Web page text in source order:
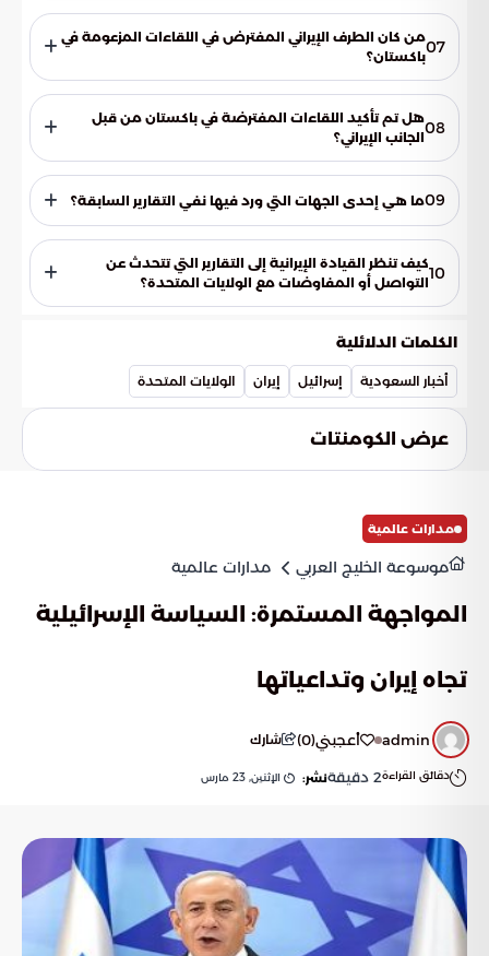
ورد ذكر ستيف ويتكوف وجاريد كوشنر كمبعوثين للرئيس الأمريكي
آنذاك دونالد ترامب.
07من كان الطرف الإيراني المفترض في اللقاءات المزعومة في
باكستان؟
كان الطرف الإيراني المفترض هو رئيس البرلمان الإيراني، محمد باقر
قاليباف.
08هل تم تأكيد اللقاءات المفترضة في باكستان من قبل
الجانب الإيراني؟
تم نفي هذه التقارير من قبل الجانب الإيراني بشدة.
09ما هي إحدى الجهات التي ورد فيها نفي التقارير السابقة؟
ورد نفي التقارير السابقة في موسوعة الخليج العربي.
10كيف تنظر القيادة الإيرانية إلى التقارير التي تتحدث عن
التواصل أو المفاوضات مع الولايات المتحدة؟
المتحدة. وتعتبر هذه التقارير جزءاً من حملة تهدف إلى التأثير على
الكلمات الدلائلية
أخبار السعودية إسرائيل إيران الولايات المتحدة
عرض الكومنتات
مدارات عالمية
موسوعة الخليج العربي مدارات عالمية
المواجهة المستمرة: السياسة الإسرائيلية
تجاه إيران وتداعياتها
admin أعجبني(
0
) شارك
دقائق القراءة2 دقيقةنشر: الإثنين, 23 مارس